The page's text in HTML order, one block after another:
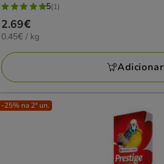
5
estrelas
com
1
avaliações
5(1)
Preço
2.69€
2.69€
0.45€
KG
0.45€ / kg
Adicionar
-25% na 2ª un.